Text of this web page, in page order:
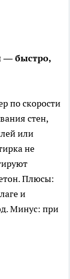
— быстро,
по скорости
стен,
или
не
Плюсы:
и
Минус: при